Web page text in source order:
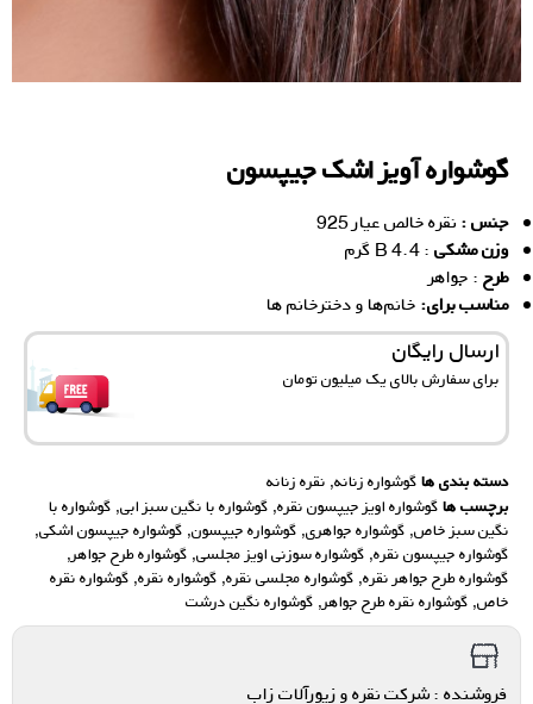
گوشواره آویز اشک جیپسون
جنس : نقره خالص عیار 925
وزن مشکی : 4.4 B گرم
طرح : جواهر
مناسب برای: خانم‌ها و دخترخانم ها
ارسال رایگان
برای سفارش‌ بالای یک میلیون تومان
دسته بندی ها گوشواره زنانه, نقره زنانه
برچسب ها گوشواره اویز جیپسون نقره, گوشواره با نگین سبز ابی, گوشواره با
نگین سبز خاص, گوشواره جواهری, گوشواره جیپسون, گوشواره جیپسون اشکی,
گوشواره جیپسون نقره, گوشواره سوزنی اویز مجلسی, گوشواره طرح جواهر,
گوشواره طرح جواهر نقره, گوشواره مجلسی نقره, گوشواره نقره, گوشواره نقره
خاص, گوشواره نقره طرح جواهر, گوشواره نگین درشت
فروشنده : شرکت نقره و زیورآلات زاب